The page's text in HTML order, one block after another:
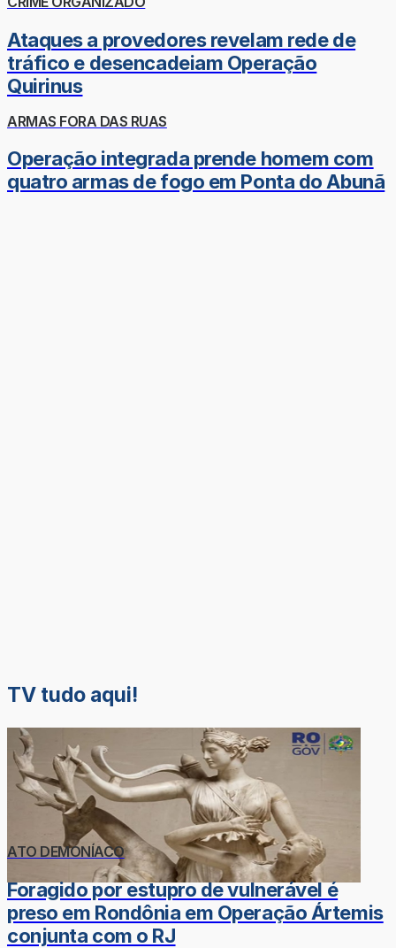
Ataques a provedores revelam rede de
tráfico e desencadeiam Operação
Quirinus
ARMAS FORA DAS RUAS
Operação integrada prende homem com
quatro armas de fogo em Ponta do Abunã
TV tudo aqui!
ATO DEMONÍACO
Foragido por estupro de vulnerável é
preso em Rondônia em Operação Ártemis
conjunta com o RJ